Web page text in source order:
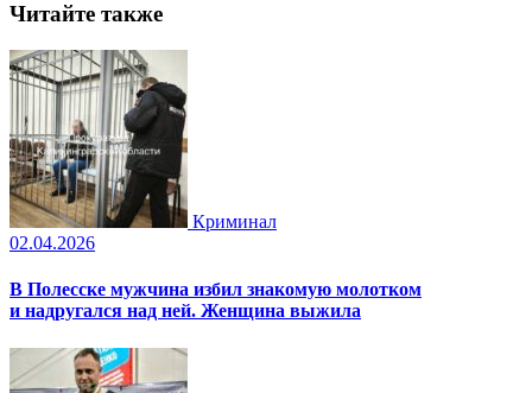
Читайте также
Криминал
02.04.2026
В Полесске мужчина избил знакомую молотком
и надругался над ней. Женщина выжила